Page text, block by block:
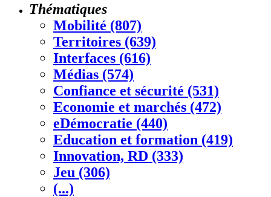
Thématiques
Mobilité (807)
Territoires (639)
Interfaces (616)
Médias (574)
Confiance et sécurité (531)
Economie et marchés (472)
eDémocratie (440)
Education et formation (419)
Innovation, RD (333)
Jeu (306)
(...)